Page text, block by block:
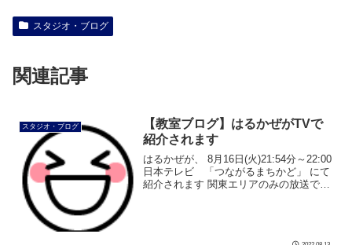
スタジオ・ブログ
関連記事
スタジオ・ブログ
【教室ブログ】はるかぜがTVで
紹介されます
はるかぜが、 8月16日(火)21:54分～22:00
日本テレビ 「つながるまちかど」 にて
紹介されます 関東エリアのみの放送です